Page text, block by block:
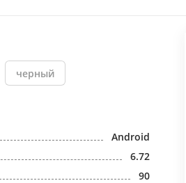
черный
Android
6.72
90